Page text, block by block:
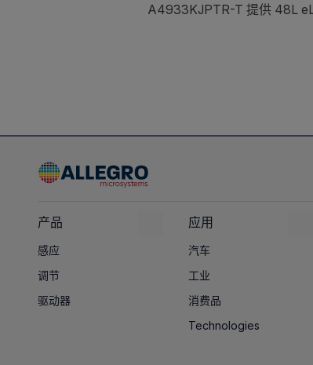
A4933KJPTR-T 提供 48L
产品
感应
调节
驱动器
应用
汽车
工业
消费品
Technologies